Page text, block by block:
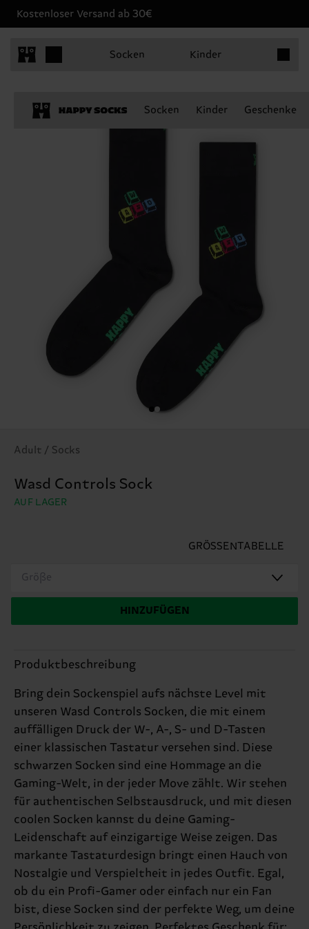
Kostenloser Versand ab 30€
Socken Kinder
Socken Kinder Geschenke
Adult / Socks
Wasd Controls Sock
AUF LAGER
GRÖSSENTABELLE
Größe
HINZUFÜGEN
Produktbeschreibung
Bring dein Sockenspiel aufs nächste Level mit
unseren Wasd Controls Socken, die mit einem
auffälligen Druck der W-, A-, S- und D-Tasten
einer klassischen Tastatur versehen sind. Diese
schwarzen Socken sind eine Hommage an die
Gaming-Welt, in der jeder Move zählt. Wir stehen
für authentischen Selbstausdruck, und mit diesen
coolen Socken kannst du deine Gaming-
Leidenschaft auf einzigartige Weise zeigen. Das
markante Tastaturdesign bringt einen Hauch von
Nostalgie und Verspieltheit in jedes Outfit. Egal,
ob du ein Profi-Gamer oder einfach nur ein Fan
bist, diese Socken sind der perfekte Weg, um deine